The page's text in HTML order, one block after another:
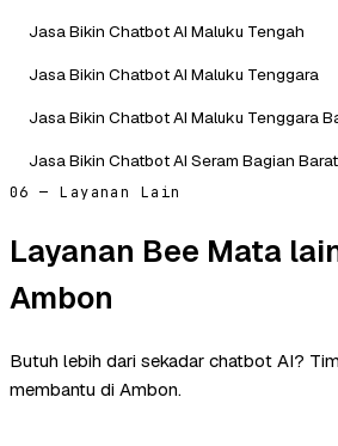
Jasa Bikin Chatbot AI Maluku Tengah
Jasa Bikin Chatbot AI Maluku Tenggara
Jasa Bikin Chatbot AI Maluku Tenggara
Jasa Bikin Chatbot AI Seram Bagian Barat
06 — Layanan Lain
Layanan Bee Mata
Ambon
Butuh lebih dari sekadar chatbot AI?
membantu di Ambon.